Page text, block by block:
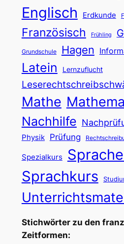
Englisch Erdkunde
Französisch Frühling
Grundschule Hagen
Latein Lernzuflucht
Mathe
Nachhilfe
Physik Prüfung
Spezialkurs
Sprachkurs
Stichwörter zu den
Zeitformen: